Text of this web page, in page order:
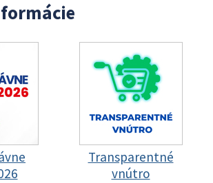
Transparentné
vnútro